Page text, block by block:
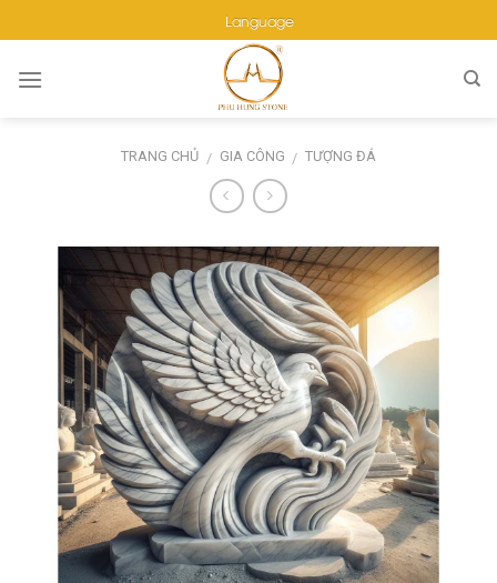
to
content
TRANG CHỦ / GIA CÔNG / TƯỢNG ĐÁ
Language